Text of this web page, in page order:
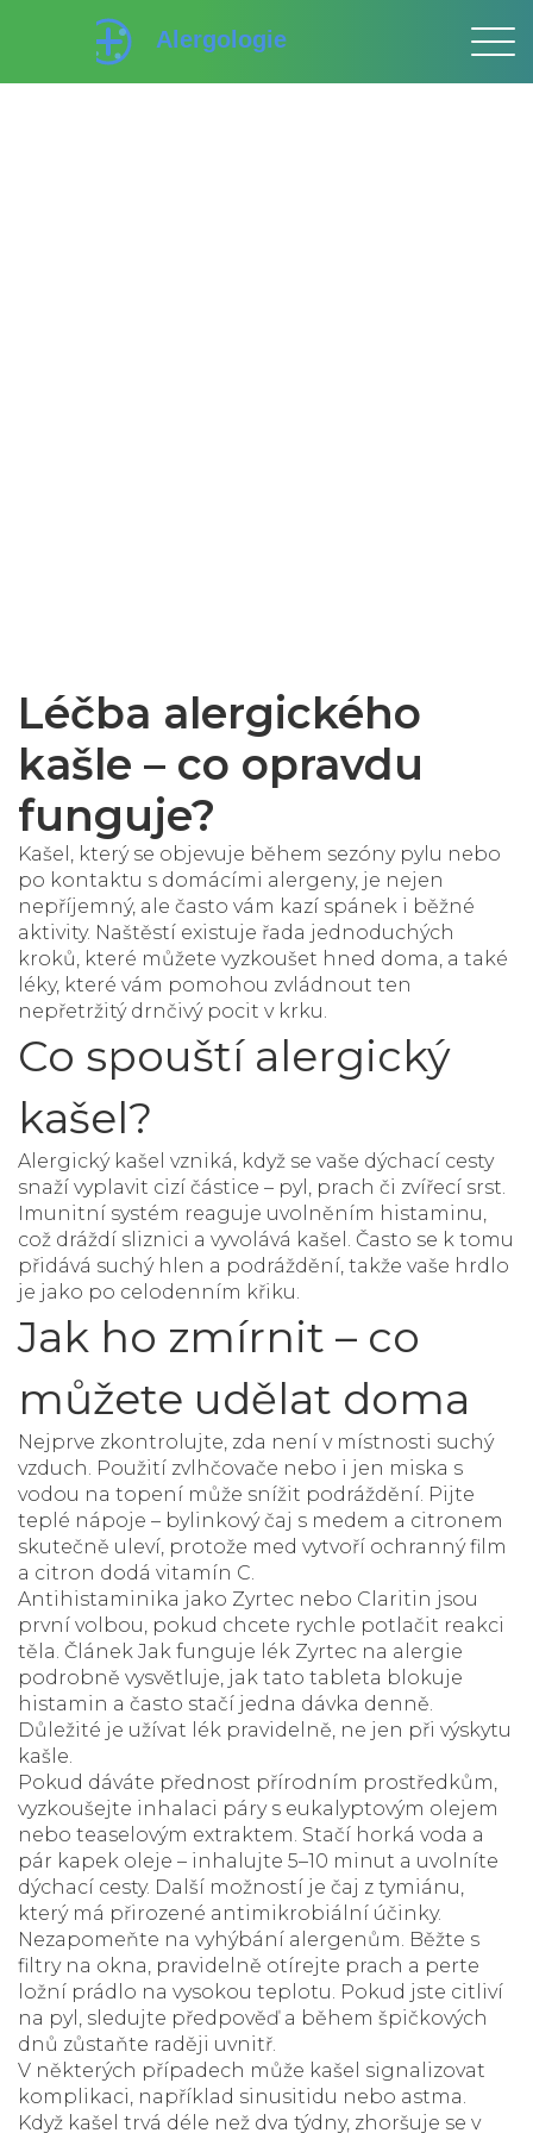
Léčba alergického
kašle – co opravdu
funguje?
Kašel, který se objevuje během sezóny pylu nebo
po kontaktu s domácími alergeny, je nejen
nepříjemný, ale často vám kazí spánek i běžné
aktivity. Naštěstí existuje řada jednoduchých
kroků, které můžete vyzkoušet hned doma, a také
léky, které vám pomohou zvládnout ten
nepřetržitý drnčivý pocit v krku.
Co spouští alergický
kašel?
Alergický kašel vzniká, když se vaše dýchací cesty
snaží vyplavit cizí částice – pyl, prach či zvířecí srst.
Imunitní systém reaguje uvolněním histaminu,
což dráždí sliznici a vyvolává kašel. Často se k tomu
přidává suchý hlen a podráždění, takže vaše hrdlo
je jako po celodenním křiku.
Jak ho zmírnit – co
můžete udělat doma
Nejprve zkontrolujte, zda není v místnosti suchý
vzduch. Použití zvlhčovače nebo i jen miska s
vodou na topení může snížit podráždění. Pijte
teplé nápoje – bylinkový čaj s medem a citronem
skutečně uleví, protože med vytvoří ochranný film
a citron dodá vitamín C.
Antihistaminika jako Zyrtec nebo Claritin jsou
první volbou, pokud chcete rychle potlačit reakci
těla. Článek Jak funguje lék Zyrtec na alergie
podrobně vysvětluje, jak tato tableta blokuje
histamin a často stačí jedna dávka denně.
Důležité je užívat lék pravidelně, ne jen při výskytu
kašle.
Pokud dáváte přednost přírodním prostředkům,
vyzkoušejte inhalaci páry s eukalyptovým olejem
nebo teaselovým extraktem. Stačí horká voda a
pár kapek oleje – inhalujte 5–10 minut a uvolníte
dýchací cesty. Další možností je čaj z tymiánu,
který má přirozené antimikrobiální účinky.
Nezapomeňte na vyhýbání alergenům. Běžte s
filtry na okna, pravidelně otírejte prach a perte
ložní prádlo na vysokou teplotu. Pokud jste citliví
na pyl, sledujte předpověď a během špičkových
dnů zůstaňte raději uvnitř.
V některých případech může kašel signalizovat
komplikaci, například sinusitidu nebo astma.
Když kašel trvá déle než dva týdny, zhoršuje se v